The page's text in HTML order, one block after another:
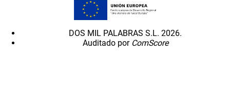
DOS MIL PALABRAS S.L. 2026.
Auditado por ComScore